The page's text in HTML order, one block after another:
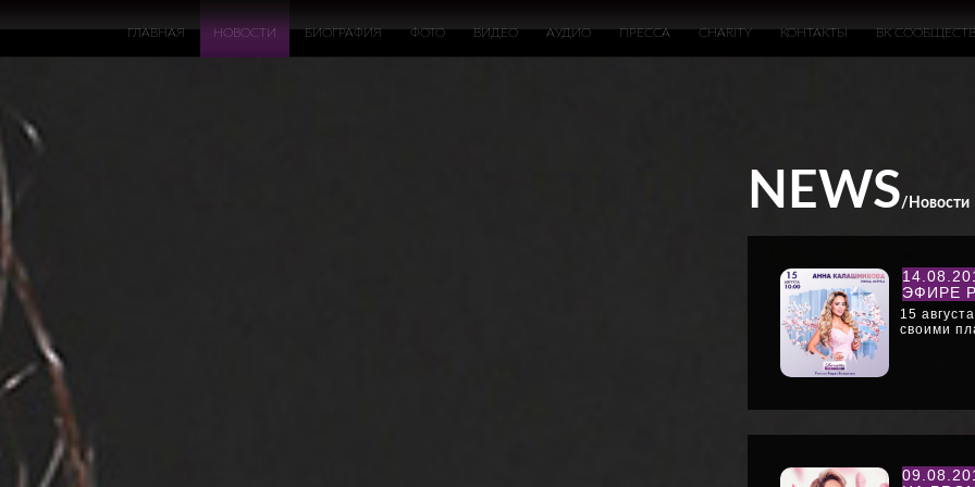
ГЛАВНАЯ НОВОСТИ БИОГРАФИЯ ФОТО ВИДЕО АУДИО ПРЕССА CHARITY КОНТАКТЫ ВКАННА
NEWS/Новости
ЭФИРЕ
15
своими